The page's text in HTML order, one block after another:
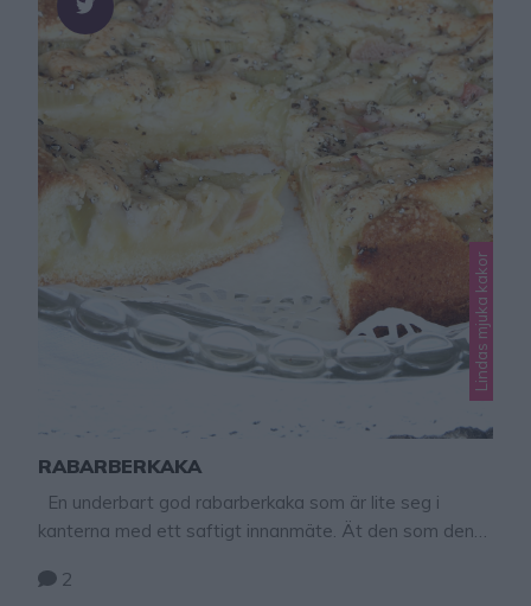
Lindas mjuka kakor
RABARBERKAKA
En underbart god rabarberkaka som är lite seg i
kanterna med ett saftigt innanmäte. Ät den som den
klicka här för recept. Rabarberkaka Ca 12 bitar 2 ägg 2
2